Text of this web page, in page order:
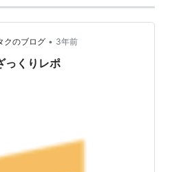
クのブログ • 3年前
っくりレポ